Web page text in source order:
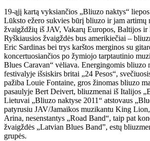
19-ąjį kartą vyksiančios „Bliuzo naktys“
Lūksto ežero sukvies būrį bliuzo ir jam artimų
žvaigždžių iš JAV, Vakarų Europos, Baltijos ir
Ryškiausios žvaigždės bus amerikiečiai –
Eric Sardinas bei trys karštos merginos su
koncertuosiančios po žymiojo tarptautinio
Blues Caravan“ vėliava. Energingomis bliuzo
festivalyje išsiskirs britai „24 Pesos“,
pažiba Louie Fontaine, gros žinomas bliuzo
pasaulyje Bert Deivert, bliuzmenai iš Italijos
Lietuvai „Bliuzo naktyse 2011“ atstovaus
patyrusiu JAV/Jamaikos muzikantu King
Arina, nesenstantys „Road Band“, taip pat
žvaigždės „Latvian Blues Band”, estų
grupės.